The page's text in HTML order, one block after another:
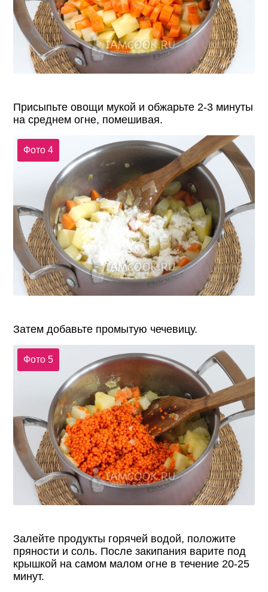
Присыпьте овощи мукой и обжарьте 2-3 минуты
на среднем огне, помешивая.
Фото 4
Затем добавьте промытую чечевицу.
Фото 5
Залейте продукты горячей водой, положите
пряности и соль. После закипания варите под
крышкой на самом малом огне в течение 20-25
минут.